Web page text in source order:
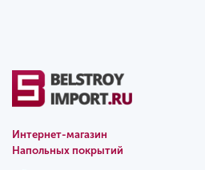
Интернет-магазин
Напольных покрытий